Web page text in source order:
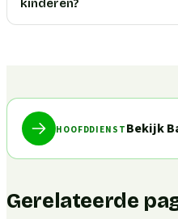
kinderen?
HOOFDDIENST Bekijk
Gerelateerde